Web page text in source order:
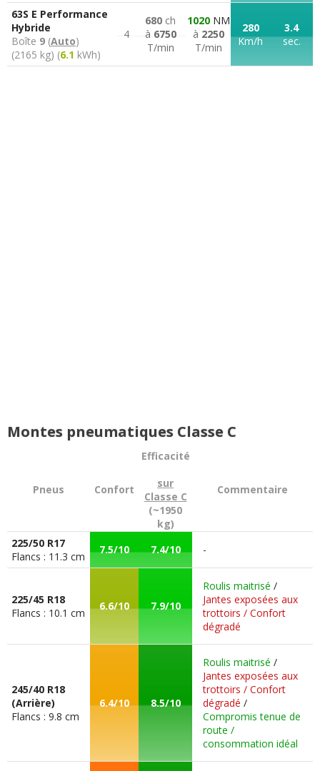
63S E Performance
Hybride
Boîte 9 (Auto)
(2165 kg) (6.1 kWh)
4
680 ch
à 6750
T/min
1020NM
à 2250
T/min
280
Km/h
3.4
sec.
Montes pneumatiques Classe C
Pneus Confort
Efficacité
sur
Classe C
(~1950
kg)
Commentaire
225/50 R17
Flancs : 11.3 cm
7.5/10 7.4/10 -
225/45 R18
Flancs : 10.1 cm
6.6/10 7.9/10
Roulis maitrisé /
Jantes exposées aux
trottoirs / Confort
dégradé
245/40 R18
(Arrière)
Flancs : 9.8 cm
6.4/10 8.5/10
Roulis maitrisé /
Jantes exposées aux
trottoirs / Confort
dégradé /
Compromis tenue de
route /
consommation idéal